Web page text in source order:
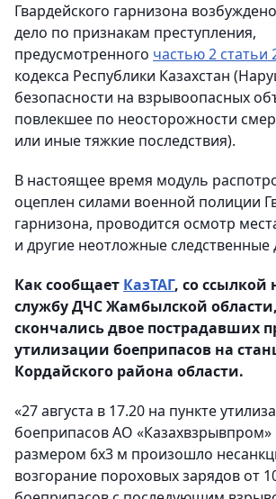
Гвардейского гарнизона
дело по признакам преступления,
предусмотренного частью 2 статьи
кодекса Республики Казахстан
безопасности на взрывоопасных
повлекшее по неосторожности
или иные тяжкие последствия).
В настоящее время модуль
оцеплен силами военной полиции
гарнизона, проводится осмотр
и другие неотложные следственные
Как сообщает КазТАГ, со ссылкой
службу ДЧС Жамбылской
скончались двое пострадавших
утилизации боеприпасов на
Кордайского района области.
«27 августа в 17.20 на пункте
боеприпасов АО «Казахвзрывпром»
размером 6х3 м произошло
возгорание пороховых зарядов от